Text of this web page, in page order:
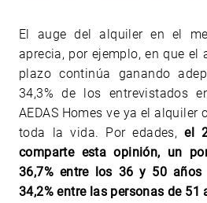
El auge del alquiler en el
aprecia, por ejemplo, en que el
plazo continúa ganando
34,3% de los entrevistados
AEDAS Homes ve ya el alquiler
toda la vida. Por edades,el
comparte esta opinión, un
36,7% entre los 36 y 50
34,2% entre las personas de 51